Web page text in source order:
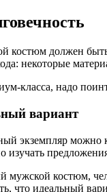
костюм должен
некоторые
класса, надо
вариант
экземпляр
изучать
костюм,
что идеальный